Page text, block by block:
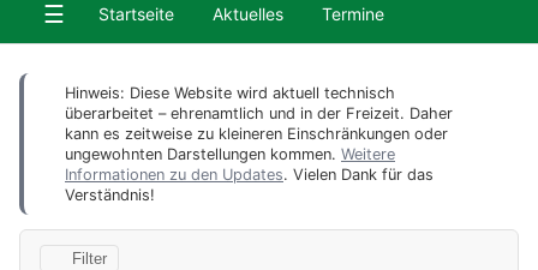
☰ Startseite Aktuelles Termine
Hinweis: Diese Website wird aktuell technisch
überarbeitet – ehrenamtlich und in der Freizeit. Daher
kann es zeitweise zu kleineren Einschränkungen oder
ungewohnten Darstellungen kommen. Weitere
Informationen zu den Updates. Vielen Dank für das
Verständnis!
Filter